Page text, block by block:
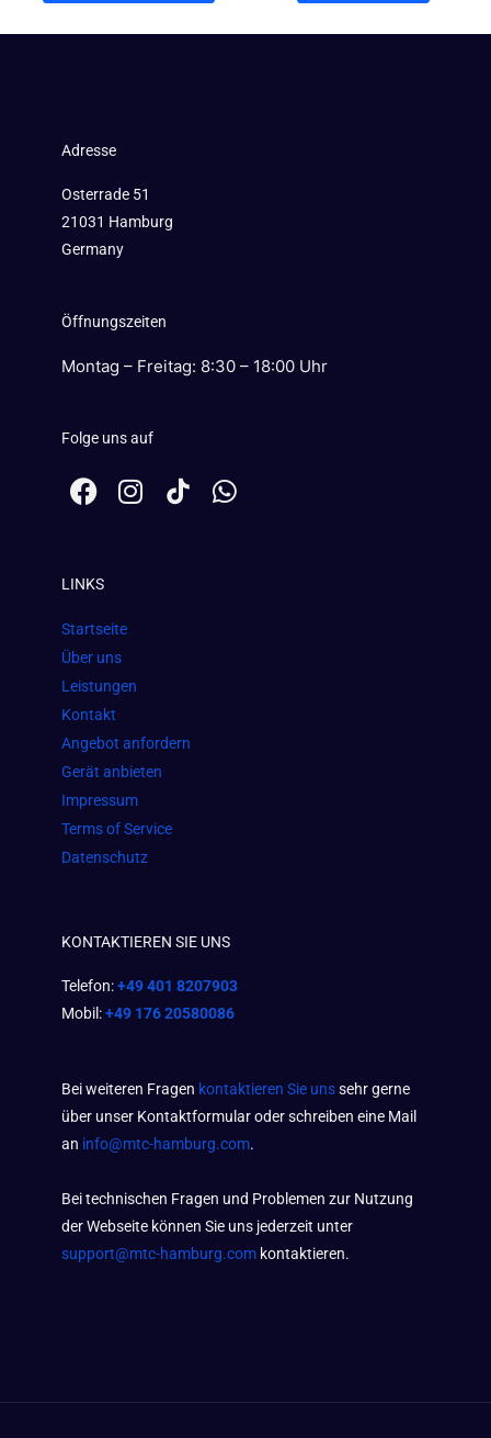
Adresse
Osterrade 51
21031 Hamburg
Germany
Öffnungszeiten
Montag – Freitag: 8:30 – 18:00 Uhr
Folge uns auf
F
a
b
o
o
k
I
n
m
W
h
LINKS
Startseite
Über uns
Leistungen
Kontakt
Angebot anfordern
Gerät anbieten
Impressum
Terms of Service
Datenschutz
KONTAKTIEREN SIE UNS
Telefon:+49 401 8207903
Mobil:+49 176 20580086
Bei weiteren Fragen kontaktieren Sie unssehr gerne
über unser Kontaktformular oder schreiben eine Mail
an info@mtc-hamburg.com.
Bei technischen Fragen und Problemen zur Nutzung
der Webseite können Sie uns jederzeit unter
support@mtc-hamburg.com kontaktieren.